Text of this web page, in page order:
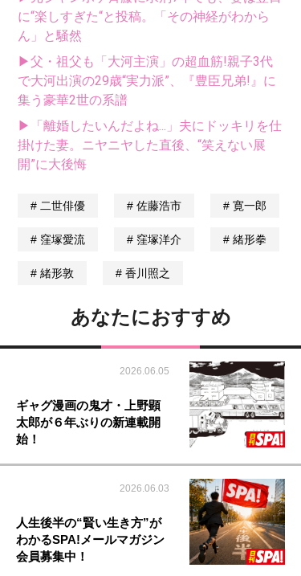
に“楽しすぎた“と投稿。「その神経がわから
ん」と騒然
▶父・祖父も「大河主演」の超血筋!親子3代
で大河出演の29歳“実力派”、『豊臣兄弟!』に
集う豪華2世の系譜
▶「離婚したいんだよね...」夫にドッキリを仕
掛けた妻。ニヤニヤした直後、“笑えない展
開”に大後悔
二世俳優 佐藤浩市 寛一郎
窪塚愛流 窪塚洋介 緒形拳
緒形敦 香川照之
あなたにおすすめ
2026.06.05
ギャグ漫画の鬼才・上野顕
太郎が６年ぶりの新連載開
始！
2026.06.03
人生後半の“賢い生き方”が
わかるSPA!メールマガジン
会員募集中！